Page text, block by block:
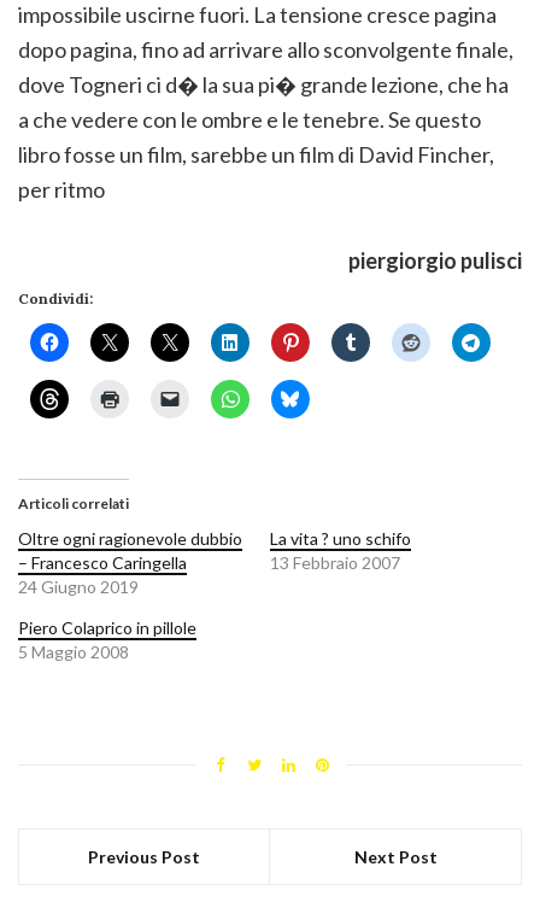
impossibile uscirne fuori. La tensione cresce pagina
dopo pagina, fino ad arrivare allo sconvolgente finale,
dove Togneri ci d� la sua pi� grande lezione, che ha
a che vedere con le ombre e le tenebre. Se questo
libro fosse un film, sarebbe un film di David Fincher,
per ritmo
piergiorgio pulisci
Condividi:
Articoli correlati
Oltre ogni ragionevole dubbio
– Francesco Caringella
24 Giugno 2019
La vita ? uno schifo
13 Febbraio 2007
Piero Colaprico in pillole
5 Maggio 2008
Previous Post Next Post